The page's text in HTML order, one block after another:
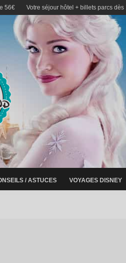
56€ Votre séjour hôtel + billets parcs dès
/ ASTUCES VOYAGES DISNEY